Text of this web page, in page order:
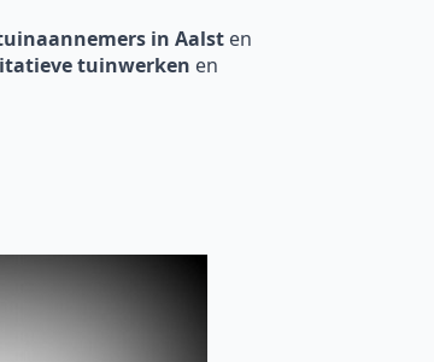
in Aalst en
tuinwerken en